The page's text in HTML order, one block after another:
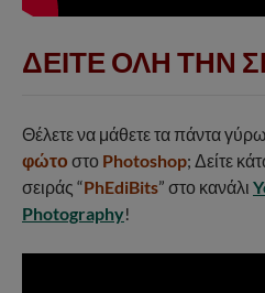
ΔΕΙΤΕ ΟΛΗ ΤΗΝ
Θέλετε να μάθετε τα πάντα
φώτο στο Photoshop; Δείτε
σειράς “PhEdiBits” στο κανάλι
Photography!